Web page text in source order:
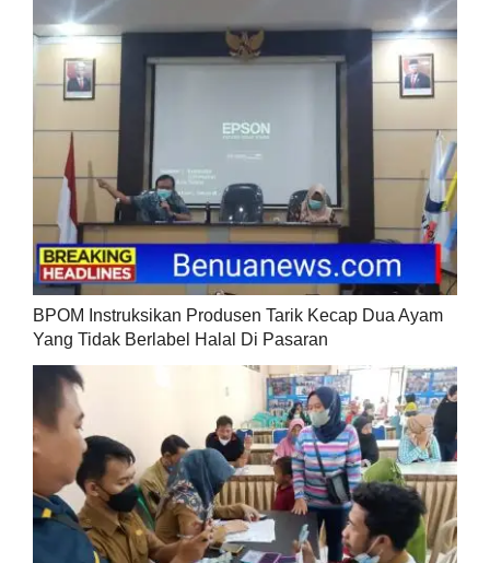
BPOM Instruksikan Produsen Tarik Kecap Dua Ayam
Yang Tidak Berlabel Halal Di Pasaran